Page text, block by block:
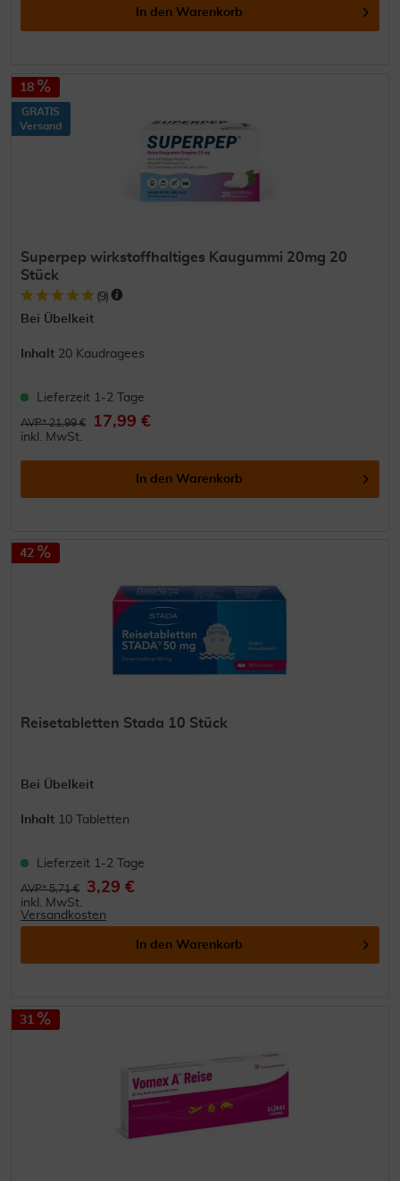
In den Warenkorb
18
GRATIS
Versand
Superpep wirkstoffhaltiges Kaugummi 20mg 20
Stück
(9)
Bei Übelkeit
Inhalt 20 Kaudragees
Lieferzeit 1-2 Tage
AVP* 21,99 € 17,99 €
inkl. MwSt.
In den Warenkorb
42
Reisetabletten Stada 10 Stück
Bei Übelkeit
Inhalt 10 Tabletten
Lieferzeit 1-2 Tage
AVP* 5,71 € 3,29 €
inkl. MwSt.
Versandkosten
In den Warenkorb
31